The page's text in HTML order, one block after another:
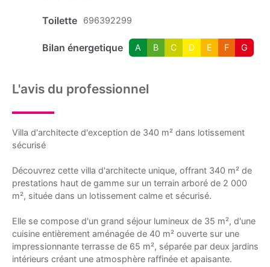
Toilette 696392299
Bilan énergetique A B C D E F G
L'avis du professionnel
Villa d'architecte d'exception de 340 m² dans lotissement
sécurisé
Découvrez cette villa d'architecte unique, offrant 340 m² de
prestations haut de gamme sur un terrain arboré de 2 000
m², située dans un lotissement calme et sécurisé.
Elle se compose d'un grand séjour lumineux de 35 m², d'une
cuisine entièrement aménagée de 40 m² ouverte sur une
impressionnante terrasse de 65 m², séparée par deux jardins
intérieurs créant une atmosphère raffinée et apaisante.